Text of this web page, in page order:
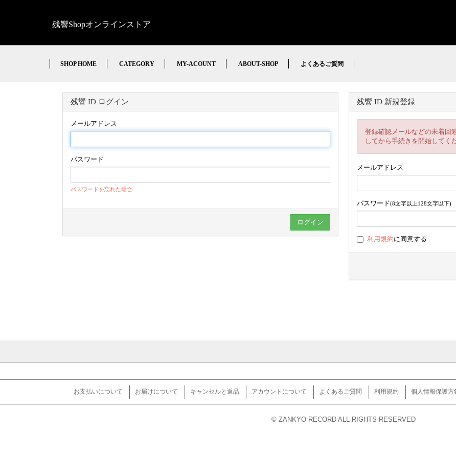
残響Shopオンラインストア
SHOP HOME CATEGORY MY-ACOUNT ABOUT-SHOP よくあるご質問
残響 ID ログイン
メールアドレス
パスワード
パスワードを忘れた場合
残響 ID 新規登録
登録確認メールなどの未着回
してから手続きを開始してく
メールアドレス
パスワード(8文字以上128文字以下)
利用規約に同意する
お支払いについて お届けについて キャンセルと返品 アカウントについて よくあるご質問 利用規約 個人情報保護方
© ZANKYO RECORD ALL RIGHTS RESERVED